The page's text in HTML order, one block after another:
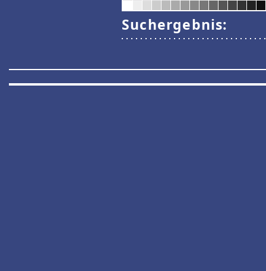
Suchergebnis: